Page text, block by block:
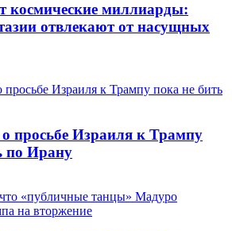
космические миллиарды:
отвлекают от насущных
просьбе Израиля к Трампу
по Ирану